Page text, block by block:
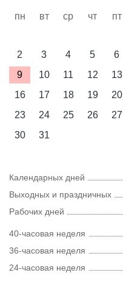
пн вт ср чт пт
2
3 4 5 6
9
10 11 12 13
16
17 18 19 20
23
24 25 26 27
30
31
Календарных дней
Выходных и праздничных
Рабочих дней
40-часовая неделя
36-часовая неделя
24-часовая неделя